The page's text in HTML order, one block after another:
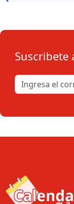
Suscribete